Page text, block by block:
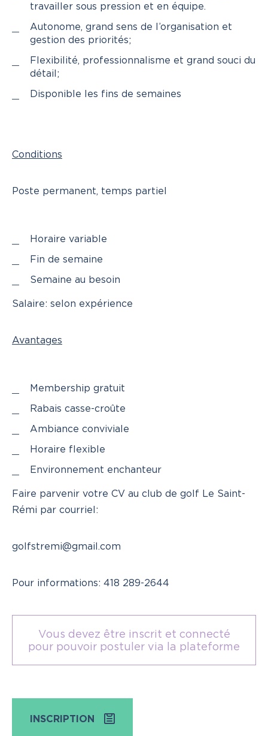
travailler sous pression et en équipe.
Autonome, grand sens de l’organisation et
gestion des priorités;
Flexibilité, professionnalisme et grand souci du
détail;
Disponible les fins de semaines
Conditions
Poste permanent, temps partiel
Horaire variable
Fin de semaine
Semaine au besoin
Salaire: selon expérience
Avantages
Membership gratuit
Rabais casse-croûte
Ambiance conviviale
Horaire flexible
Environnement enchanteur
Faire parvenir votre CV au club de golf Le Saint-
Rémi par courriel:
golfstremi@gmail.com
Pour informations: 418 289-2644
Vous devez être inscrit et connecté
pour pouvoir postuler via la plateforme
INSCRIPTION